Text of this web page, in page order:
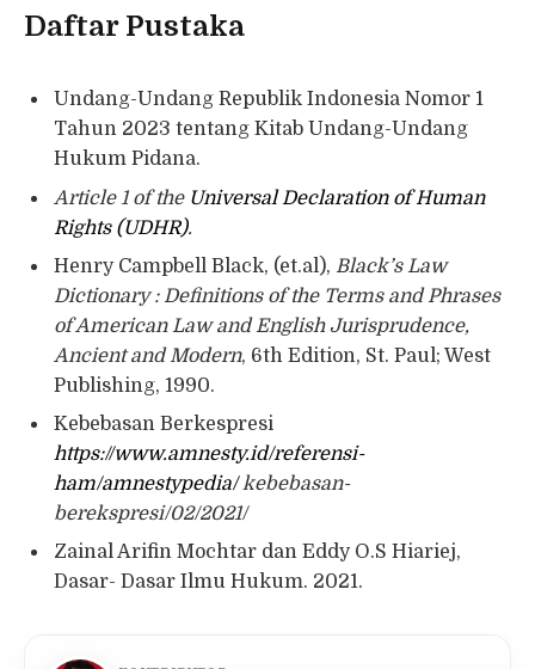
Daftar Pustaka
Undang-Undang Republik Indonesia Nomor 1
Tahun 2023 tentang Kitab Undang-Undang
Hukum Pidana.
Article 1 of the Universal Declaration of Human
Rights (UDHR).
Henry Campbell Black, (et.al), Black’s Law
Dictionary : Definitions of the Terms and Phrases
of American Law and English Jurisprudence,
Ancient and Modern, 6th Edition, St. Paul; West
Publishing, 1990.
Kebebasan Berkespresi
https://www.amnesty.id/referensi-
ham/amnestypedia/kebebasan-
berekspresi/02/2021/
Zainal Arifin Mochtar dan Eddy O.S Hiariej,
Dasar- Dasar Ilmu Hukum. 2021.